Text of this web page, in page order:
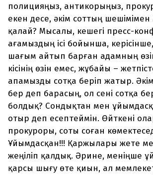
полицияңыз, антикорыңыз,
екен десе, әкім соттың
қалай? Мысалы, кешегі пресс-
ағамыздың ісі бойынша,
шағым айтып барған адамның
кісінің өзін емес, жұбайы –
апамызды сотқа беріп жатыр.
бер деп барасың, ол сені сотқа
болдық? Сондықтан мен
отыр деп есептеймін. Өйткені
прокуроры, соты соған
Ұйымдасқан!!! Қаржылары жете
жеңіліп қалдық. Әрине, меніңше
қарсы шығу өте қиын, ал